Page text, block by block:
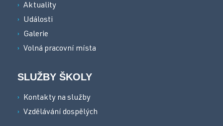
Aktuality
Události
Galerie
Volná pracovní místa
SLUŽBY ŠKOLY
Kontakty na služby
Vzdělávání dospělých